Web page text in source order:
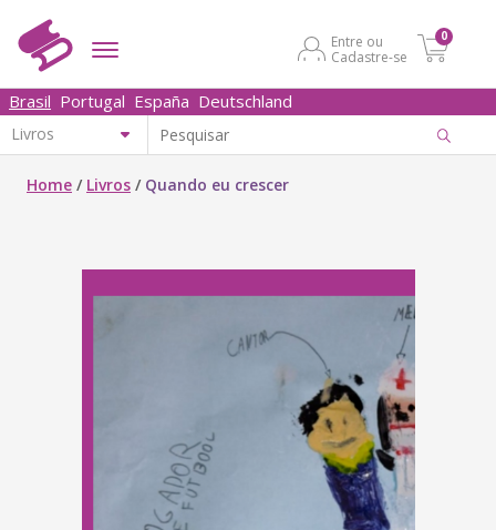
Entre ou
Cadastre-se
0
Brasil Portugal España Deutschland
Home / Livros / Quando eu crescer